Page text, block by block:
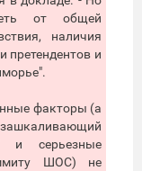
от общей
наличия
претендентов и
факторы (а
и серьезные
ШОС) не